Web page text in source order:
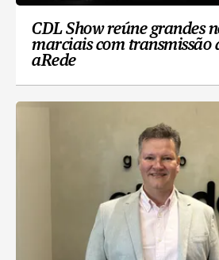
CDL Show reúne grandes
marciais com transmissão
aRede